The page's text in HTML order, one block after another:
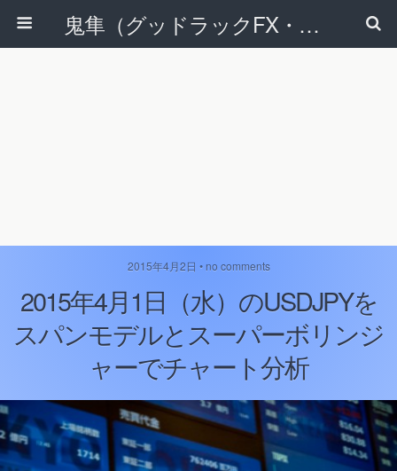
鬼隼（グッドラックFX・改）
2015年4月2日 • no comments
2015年4月1日（水）のUSDJPYを
スパンモデルとスーパーボリンジ
ャーでチャート分析